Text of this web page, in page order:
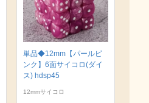
単品◆12mm【パールピ
ンク】6面サイコロ(ダイ
ス) hdsp45
12mmサイコロ